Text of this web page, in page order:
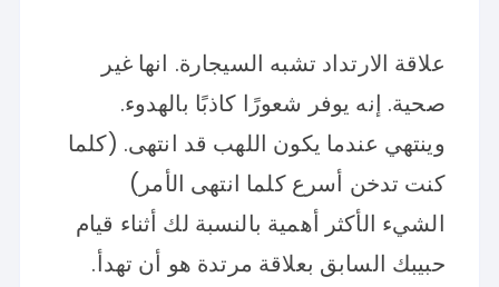
علاقة الارتداد تشبه السيجارة. انها غير
صحية. إنه يوفر شعورًا كاذبًا بالهدوء.
وينتهي عندما يكون اللهب قد انتهى. (كلما
كنت تدخن أسرع كلما انتهى الأمر)
الشيء الأكثر أهمية بالنسبة لك أثناء قيام
حبيبك السابق بعلاقة مرتدة هو أن تهدأ.